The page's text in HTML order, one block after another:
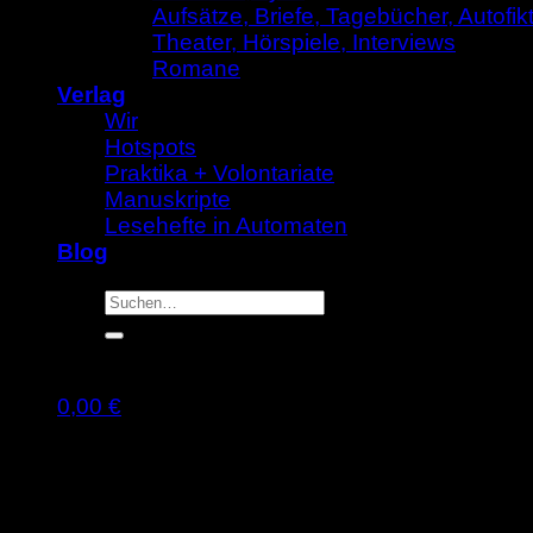
Aufsätze, Briefe, Tagebücher,
Theater, Hörspiele, Interviews
Romane
Verlag
Wir
Hotspots
Praktika + Volontariate
Manuskripte
Lesehefte in Automaten
Blog
Suche
0,00 €